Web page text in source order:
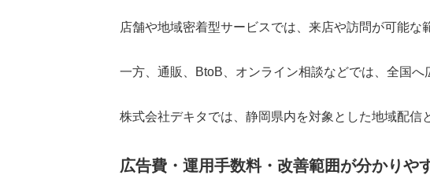
店舗や地域密着型サービスでは、来店や訪問が可能な
一方、通販、BtoB、オンライン相談などでは、全国へ
株式会社デキタでは、静岡県内を対象とした地域配信
広告費・運用手数料・改善範囲が分かりや